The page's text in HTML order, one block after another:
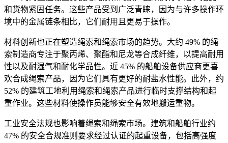
和货物紧固任务。这些产品受到广泛青睐，因为与许多操作环
境中的金属链条相比，它们耐用且更易于操作。
材料创新也正在塑造绳索和绳索市场的趋势。大约 49% 的绳
索制造商专注于聚丙烯、聚酯和尼龙等合成纤维，以提高耐用
性以及耐湿气和耐化学品性。近 45% 的船舶设备供应商更喜
欢合成绳索产品，因为它们具有更好的耐盐水性能。此外，约
52% 的建筑工地利用绳索和绳索产品进行临时支撑结构和起
重作业。这些材料使操作员能够安全有效地搬运重物。
工业安全法规也影响着绳索和绳索市场。建筑和船舶行业约
47% 的安全合规准则要求经过认证的起重设备，包括高强度